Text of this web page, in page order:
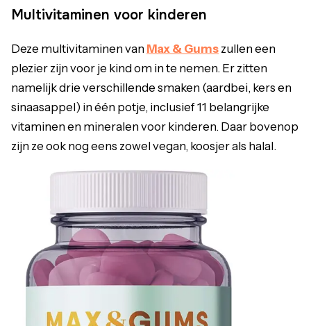
Multivitaminen voor kinderen
Deze multivitaminen van Max & Gums zullen een
plezier zijn voor je kind om in te nemen. Er zitten
namelijk drie verschillende smaken (aardbei, kers en
sinaasappel) in één potje, inclusief 11 belangrijke
vitaminen en mineralen voor kinderen. Daar bovenop
zijn ze ook nog eens zowel vegan, koosjer als halal.